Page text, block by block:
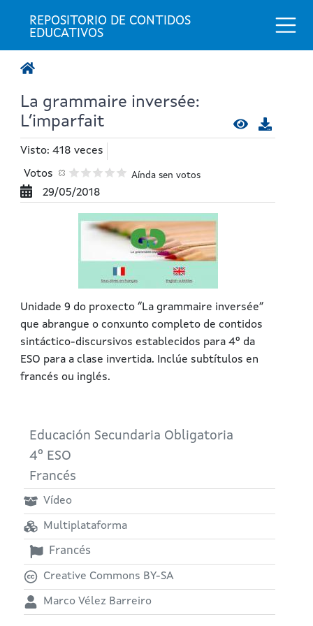
REPOSITORIO DE CONTIDOS
EDUCATIVOS
La grammaire inversée:
L’imparfait
Visto: 418 veces
Votos Aínda sen votos
29/05/2018
Unidade 9 do proxecto “La grammaire inversée”
que abrangue o conxunto completo de contidos
sintáctico-discursivos establecidos para 4º da
ESO para a clase invertida. Inclúe subtítulos en
francés ou inglés.
Educación Secundaria Obligatoria
4º ESO
Francés
Vídeo
Multiplataforma
Francés
Creative Commons BY-SA
Marco Vélez Barreiro